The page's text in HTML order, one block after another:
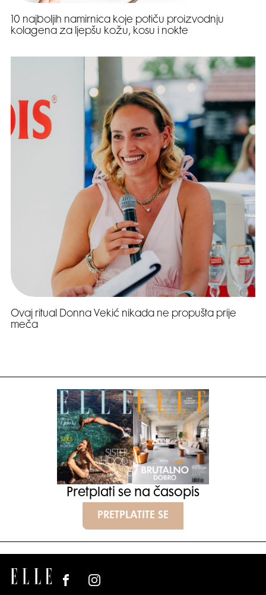
10 najboljih namirnica koje potiču proizvodnju
kolagena za ljepšu kožu, kosu i nokte
Ovaj ritual Donna Vekić nikada ne propušta prije
meča
Pretplati se na časopis
PRETPLATITE SE